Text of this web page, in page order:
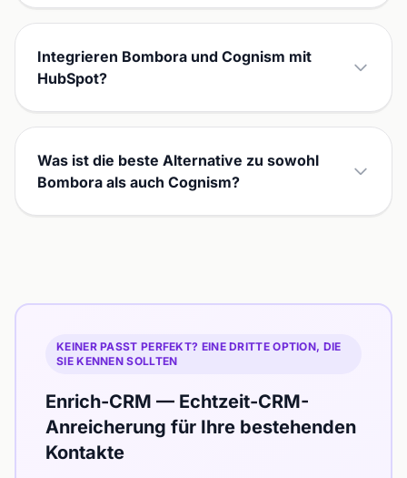
Integrieren Bombora und Cognism mit
HubSpot?
Was ist die beste Alternative zu sowohl
Bombora als auch Cognism?
KEINER PASST PERFEKT? EINE DRITTE OPTION, DIE
SIE KENNEN SOLLTEN
Enrich-CRM — Echtzeit-CRM-
Anreicherung für Ihre bestehenden
Kontakte